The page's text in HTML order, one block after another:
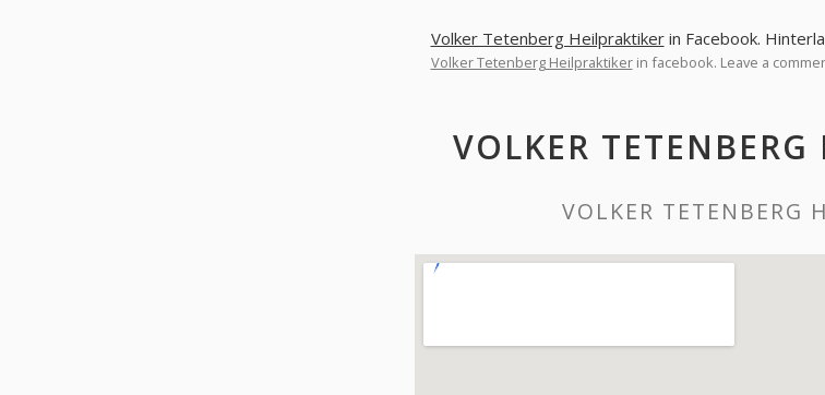
Volker Tetenberg Heilpraktikerin Facebook.
Volker Tetenberg Heilpraktikerin facebook. Leave a
VOLKER
VOLKER TETENBERG